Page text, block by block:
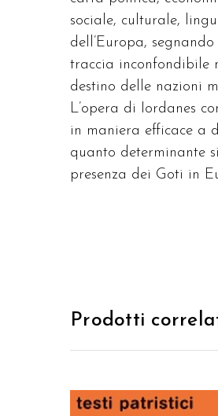
sociale, culturale,
dell’Europa, segnando
traccia inconfondibile
destino delle nazioni
L’opera di Iordanes
in maniera efficace a
quanto determinante
presenza dei Goti in
Prodotti